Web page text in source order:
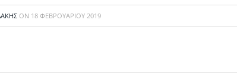
ON 18 ΦΕΒΡΟΥΑΡΊΟΥ 2019